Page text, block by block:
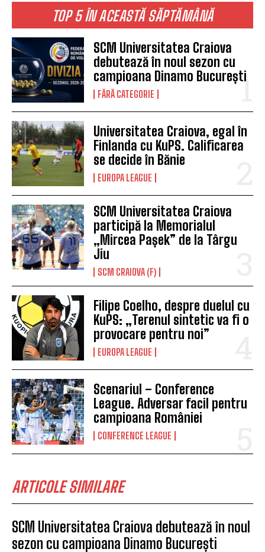
TOP 5 ÎN ACEASTĂ SĂPTĂMÂNĂ
SCM Universitatea Craiova
debutează în noul sezon cu
campioana Dinamo București
FĂRĂ CATEGORIE
Universitatea Craiova, egal în
Finlanda cu KuPS. Calificarea
se decide în Bănie
EUROPA LEAGUE
SCM Universitatea Craiova
participă la Memorialul
„Mircea Pașek” de la Târgu
Jiu
SCM CRAIOVA (F)
Filipe Coelho, despre duelul cu
KuPS: „Terenul sintetic va fi o
provocare pentru noi”
EUROPA LEAGUE
Scenariul – Conference
League. Adversar facil pentru
campioana României
CONFERENCE LEAGUE
ARTICOLE SIMILARE
SCM Universitatea Craiova debutează în noul
sezon cu campioana Dinamo București